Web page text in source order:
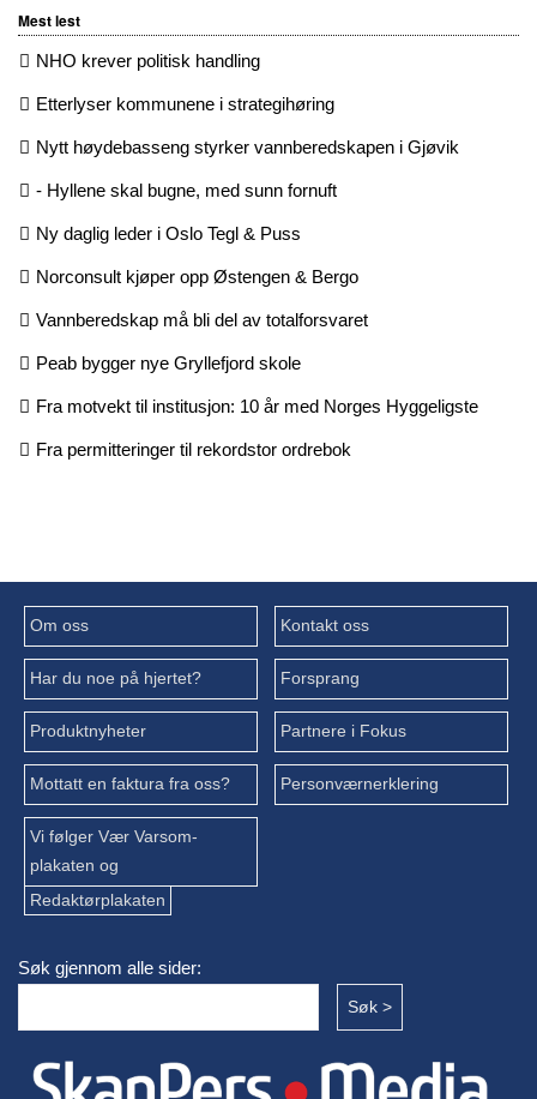
Mest lest
NHO krever politisk handling
Etterlyser kommunene i strategihøring
Nytt høydebasseng styrker vannberedskapen i Gjøvik
- Hyllene skal bugne, med sunn fornuft
Ny daglig leder i Oslo Tegl & Puss
Norconsult kjøper opp Østengen & Bergo
Vannberedskap må bli del av totalforsvaret
Peab bygger nye Gryllefjord skole
Fra motvekt til institusjon: 10 år med Norges Hyggeligste
Fra permitteringer til rekordstor ordrebok
Om oss Kontakt oss
Har du noe på hjertet? Forsprang
Produktnyheter Partnere i Fokus
Mottatt en faktura fra oss? Personværnerklering
Vi følger Vær Varsom-
plakaten og
Redaktørplakaten
Søk gjennom alle sider: